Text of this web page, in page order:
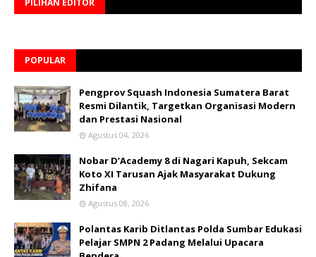
PILIHAN EDITOR
POPULAR
Pengprov Squash Indonesia Sumatera Barat
Resmi Dilantik, Targetkan Organisasi Modern
dan Prestasi Nasional
Agustus 04, 2026
Nobar D’Academy 8 di Nagari Kapuh, Sekcam
Koto XI Tarusan Ajak Masyarakat Dukung
Zhifana
Agustus 08, 2026
Polantas Karib Ditlantas Polda Sumbar Edukasi
Pelajar SMPN 2 Padang Melalui Upacara